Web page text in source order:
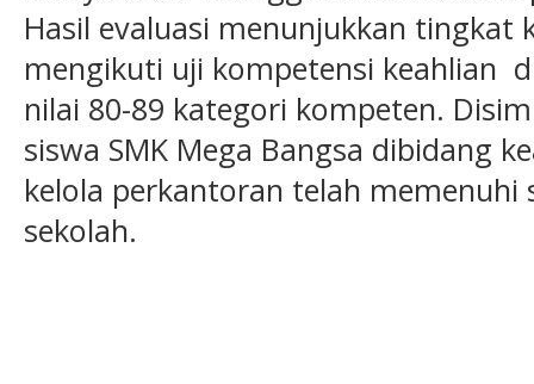
Hasil evaluasi menunjukkan tingkat
mengikuti uji kompetensi keahlian
nilai 80-89 kategori kompeten.
siswa SMK Mega Bangsa dibidang
kelola perkantoran telah memenuhi
sekolah.